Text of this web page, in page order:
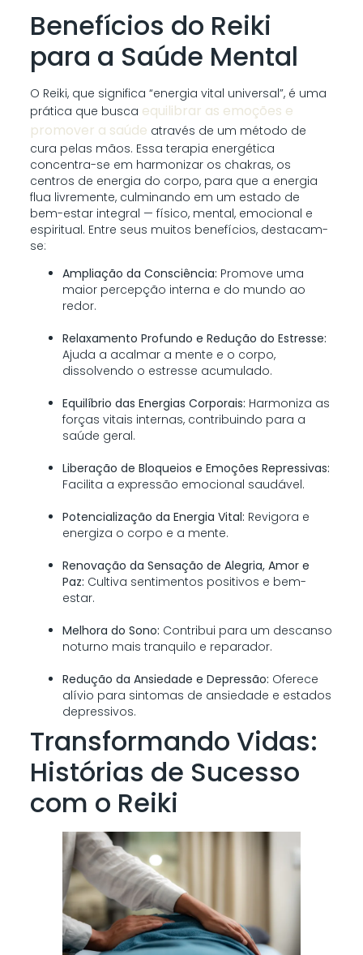
Benefícios do Reiki
para a Saúde Mental
O Reiki, que significa “energia vital universal”, é uma
prática que busca equilibrar as emoções e
promover a saúde através de um método de
cura pelas mãos. Essa terapia energética
concentra-se em harmonizar os chakras, os
centros de energia do corpo, para que a energia
flua livremente, culminando em um estado de
bem-estar integral — físico, mental, emocional e
espiritual. Entre seus muitos benefícios, destacam-
se:
Ampliação da Consciência: Promove uma
maior percepção interna e do mundo ao
redor.
Relaxamento Profundo e Redução do Estresse:
Ajuda a acalmar a mente e o corpo,
dissolvendo o estresse acumulado.
Equilíbrio das Energias Corporais: Harmoniza as
forças vitais internas, contribuindo para a
saúde geral.
Liberação de Bloqueios e Emoções Repressivas:
Facilita a expressão emocional saudável.
Potencialização da Energia Vital: Revigora e
energiza o corpo e a mente.
Renovação da Sensação de Alegria, Amor e
Paz: Cultiva sentimentos positivos e bem-
estar.
Melhora do Sono: Contribui para um descanso
noturno mais tranquilo e reparador.
Redução da Ansiedade e Depressão: Oferece
alívio para sintomas de ansiedade e estados
depressivos.
Transformando Vidas:
Histórias de Sucesso
com o Reiki